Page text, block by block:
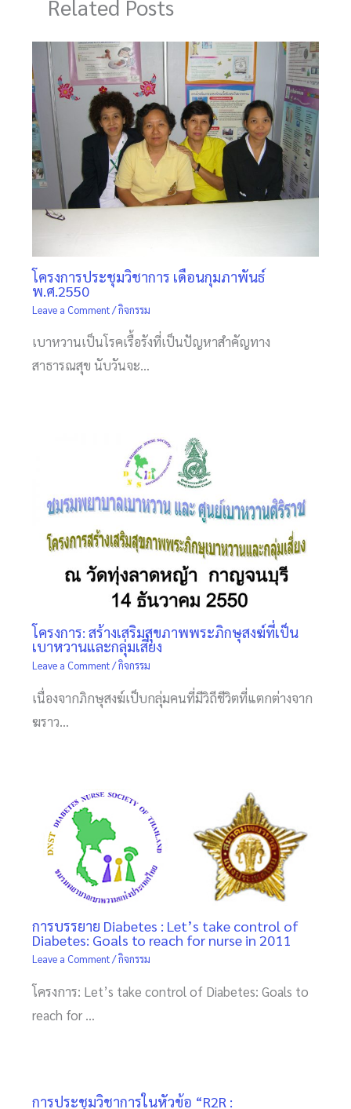
Related Posts
โครงการประชุมวิชาการ เดือนกุมภาพันธ์
พ.ศ.2550
Leave a Comment/กิจกรรม
เบาหวานเป็นโรคเรื้อรังที่เป็นปัญหาสำคัญทาง
สาธารณสุข นับวันจะ…
โครงการ: สร้างเสริมสุขภาพพระภิกษุสงฆ์ที่เป็น
เบาหวานและกลุ่มเสี่ยง
Leave a Comment/กิจกรรม
เนื่องจากภิกษุสงฆ์เป็บกลุ่มคนที่มีวิถีชีวิตที่แตกต่างจาก
ฆราว…
การบรรยาย Diabetes : Let’s take control of
Diabetes: Goals to reach for nurse in 2011
Leave a Comment/กิจกรรม
โครงการ: Let’s take control of Diabetes: Goals to
reach for …
การประชุมวิชาการในหัวข้อ “R2R :